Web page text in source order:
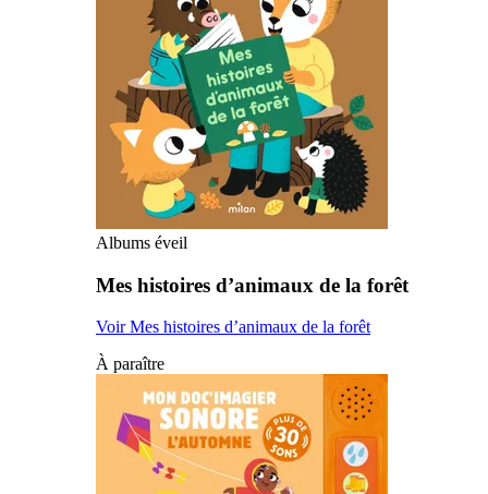
Albums éveil
Mes histoires d’animaux de la forêt
Voir Mes histoires d’animaux de la forêt
À paraître